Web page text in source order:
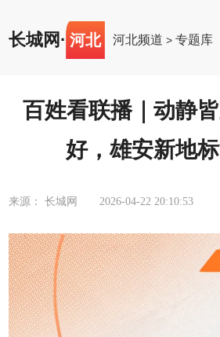
长城网 · 河北 河北频道 >专题库
百姓看联播｜动静
好，雄安新地
来源： 长城网 2026-04-22 20:10:53